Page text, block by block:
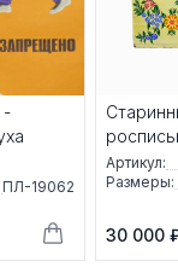
-
ПЛ-19062
Артикул:
Размеры:
30 000